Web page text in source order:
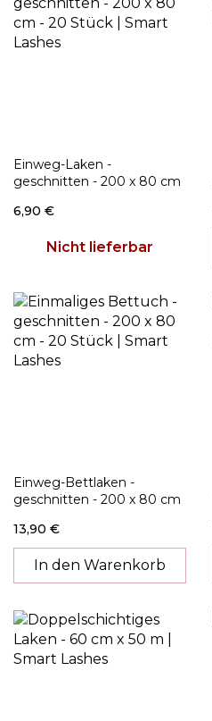
Einweg-Laken -
geschnitten - 200 x 80 cm
6,90 €
Nicht lieferbar
Einweg-Bettlaken -
geschnitten - 200 x 80 cm
13,90 €
In den Warenkorb